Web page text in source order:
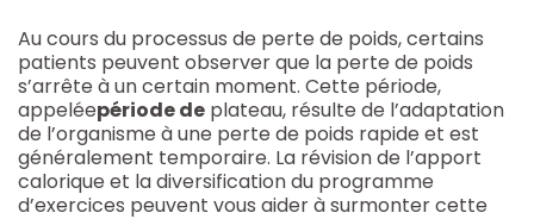
Au cours du processus de perte de poids, certains
patients peuvent observer que la perte de poids
s’arrête à un certain moment. Cette période,
appeléepériode de plateau, résulte de l’adaptation
de l’organisme à une perte de poids rapide et est
généralement temporaire. La révision de l’apport
calorique et la diversification du programme
d’exercices peuvent vous aider à surmonter cette